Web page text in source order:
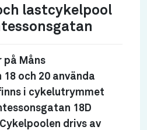
lastcykelpool
på Måns
och 20 använda
i cykelutrymmet
18D
drivs av